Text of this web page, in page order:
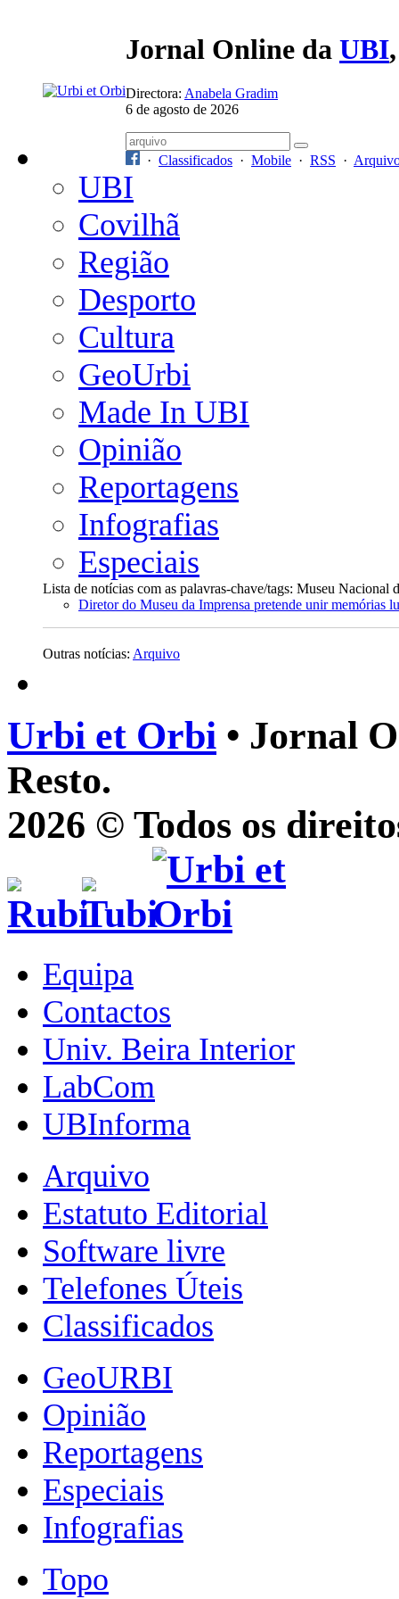
Jornal Online da UBI
Directora: Anabela Gradim
6 de agosto de 2026
· Classificados · Mobile · RSS ·
UBI
Covilhã
Região
Desporto
Cultura
GeoUrbi
Made In UBI
Opinião
Reportagens
Infografias
Especiais
Lista de notícias com as palavras-chave/tags: Museu Nacional
Diretor do Museu da Imprensa pretende unir memórias
Outras notícias: Arquivo
Urbi et Orbi • Jornal
Resto.
2026 © Todos os
Equipa
Contactos
Univ. Beira Interior
LabCom
UBInforma
Arquivo
Estatuto Editorial
Software livre
Telefones Úteis
Classificados
GeoURBI
Opinião
Reportagens
Especiais
Infografias
Topo